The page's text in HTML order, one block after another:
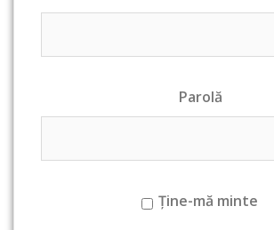
Parolă
Ține-mă minte